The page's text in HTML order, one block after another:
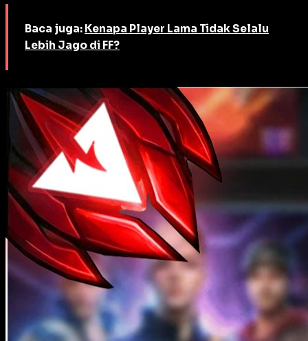
Baca juga: Kenapa Player Lama Tidak Selalu
Lebih Jago di FF?